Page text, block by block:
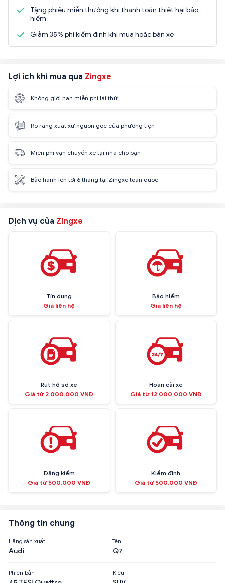
Tặng phiếu miễn thưởng khi thanh toán thiệt hại bảo
hiểm
Giảm 35% phí kiểm định khi mua hoặc bán xe
Lợi ích khi mua qua Zingxe
Không giới hạn miễn phí lái thử
Rõ ràng xuất xứ nguồn gốc của phương tiện
Miễn phí vận chuyển xe tại nhà cho bạn
Bảo hành lên tới 6 tháng tại Zingxe toàn quốc
Dịch vụ của Zingxe
Tín dụng
Giá liên hệ
Bảo hiểm
Giá liên hệ
Rút hồ sơ xe
Giá từ 2.000.000 VNĐ
Hoán cải xe
Giá từ 12.000.000 VNĐ
Đăng kiểm
Giá từ 500.000 VNĐ
Kiểm định
Giá từ 500.000 VNĐ
Thông tin chung
Hãng sản xuất
Audi
Tên
Q7
Phiên bản Kiểu